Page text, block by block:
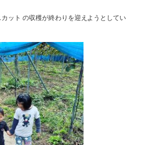
ット の収穫が終わりを迎えようとしてい